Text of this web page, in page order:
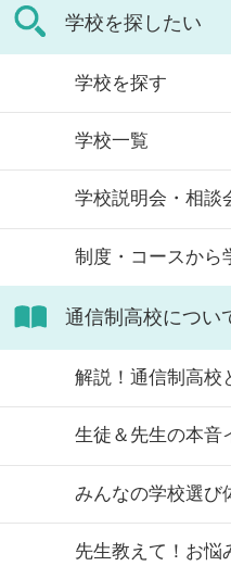
の記事
が人生
せた高
生徒」
観があ
増加傾
在籍し
信制高
ている
ます。
学校を探したい
学校を探す
学校一覧
学校説明会・相談
制度・コースから
通信制高校につい
解説！通信制高校
生徒＆先生の本音
みんなの学校選び
先生教えて！お悩